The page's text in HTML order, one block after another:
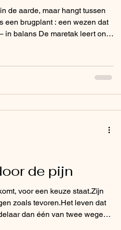
de aarde, maar hangt tussen
een brugplant : een wezen dat
de pijn
voor een keuze staat.Zijn
zoals tevoren.Het leven dat
dan één van twee wegen: